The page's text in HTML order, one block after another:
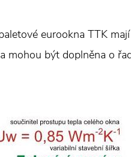
eurookna TTK
mohou být doplněna o